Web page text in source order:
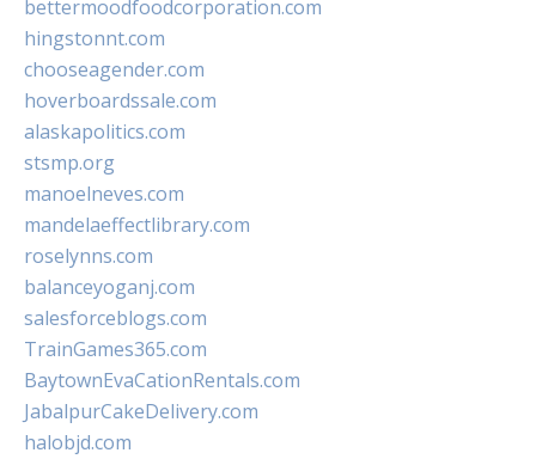
bettermoodfoodcorporation.com
hingstonnt.com
chooseagender.com
hoverboardssale.com
alaskapolitics.com
stsmp.org
manoelneves.com
mandelaeffectlibrary.com
roselynns.com
balanceyoganj.com
salesforceblogs.com
TrainGames365.com
BaytownEvaCationRentals.com
JabalpurCakeDelivery.com
halobjd.com